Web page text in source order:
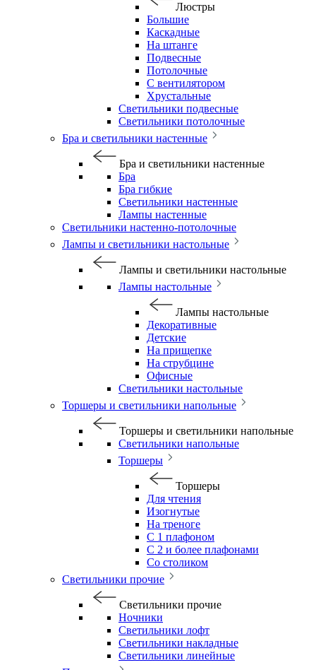
Люстры
Большие
Каскадные
На штанге
Подвесные
Потолочные
С вентилятором
Хрустальные
Светильники подвесные
Светильники потолочные
Бра и светильники настенные
Бра и светильники настенные
Бра
Бра гибкие
Светильники настенные
Лампы настенные
Светильники настенно-потолочные
Лампы и светильники настольные
Лампы и светильники настольные
Лампы настольные
Лампы настольные
Декоративные
Детские
На прищепке
На струбцине
Офисные
Светильники настольные
Торшеры и светильники напольные
Торшеры и светильники напольные
Светильники напольные
Торшеры
Торшеры
Для чтения
Изогнутые
На треноге
С 1 плафоном
С 2 и более плафонами
Со столиком
Светильники прочие
Светильники прочие
Ночники
Светильники лофт
Светильники накладные
Светильники линейные